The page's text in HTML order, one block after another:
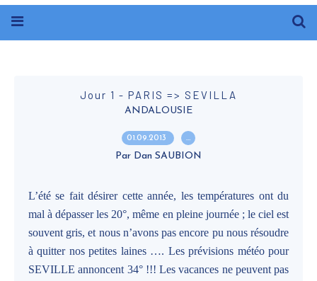
Jour 1 - PARIS => SEVILLA
ANDALOUSIE
01.09.2013 …
Par Dan SAUBION
L’été se fait désirer cette année, les températures ont du
mal à dépasser les 20°, même en pleine journée ; le ciel est
souvent gris, et nous n’avons pas encore pu nous résoudre
à quitter nos petites laines …. Les prévisions météo pour
SEVILLE annoncent 34° !!! Les vacances ne peuvent pas